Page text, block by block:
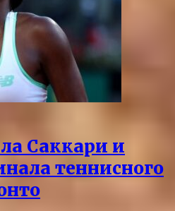
Саккари и
теннисного